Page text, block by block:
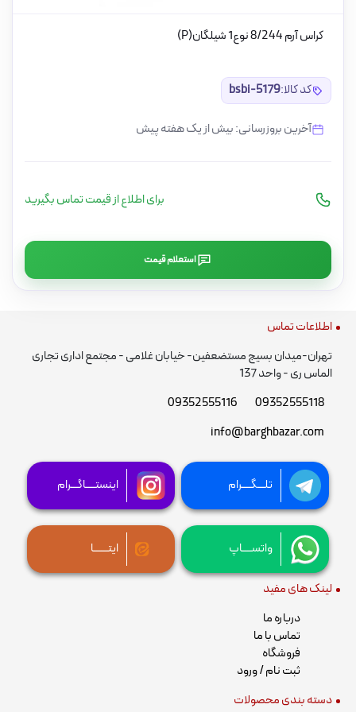
کراس آرم 8/244 نوع1 شیلگان(P)
کد کالا:bsbi-5179
آخرین بروزرسانی: بیش از یک هفته پیش
برای اطلاع از قیمت تماس بگیرید
استعلام قیمت
اطلاعات تماس
تهران-میدان بسیج مستضعفین- خیابان غلامی - مجتمع اداری تجاری
الماس ری - واحد 137
09352555118
09352555116
info@barghbazar.com
تلـــگــــرام اینستــــاگـــرام
واتســــاپ ایتــــــا
لینک های مفید
درباره ما
تماس با ما
فروشگاه
ثبت نام / ورود
دسته بندی محصولات